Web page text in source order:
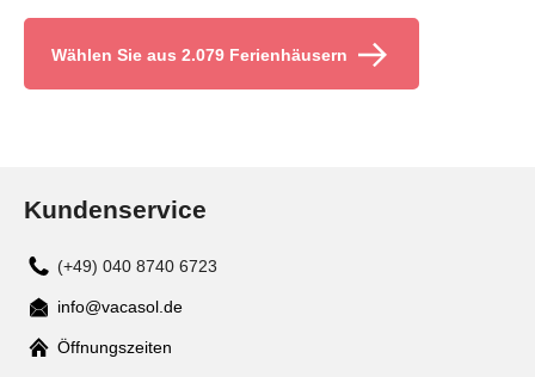
Wählen Sie aus 2.079 Ferienhäusern
Kundenservice
(+49) 040 8740 6723
Mail
info@vacasol.de
Öffnungszeiten